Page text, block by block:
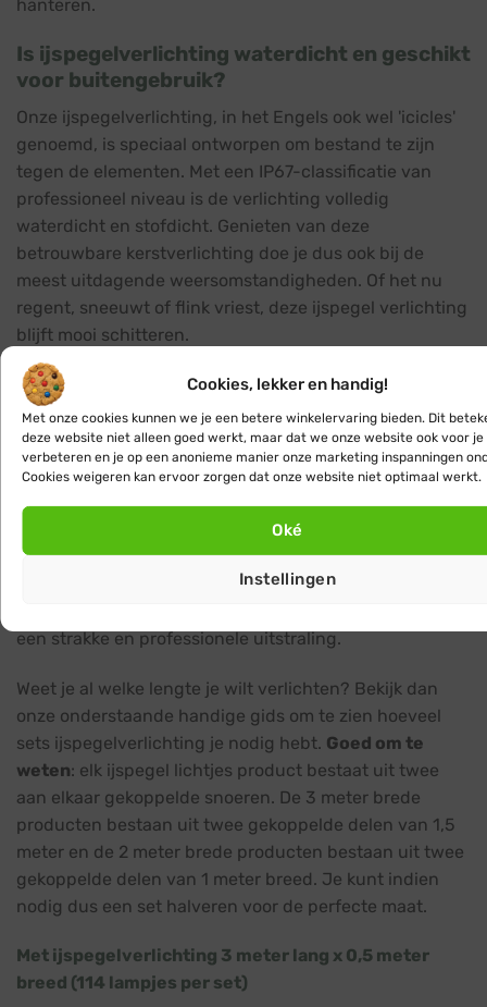
Cookies, lekker en handig!
Met onze cookies kunnen we je een betere winkelervaring bieden. Dit
deze website niet alleen goed werkt, maar dat we onze website ook voor je
verbeteren en je op een anonieme manier onze marketing inspanningen
Cookies weigeren kan ervoor zorgen dat onze website niet optimaal werkt.
Oké
Instellingen
hanteren.
Is ijspegelverlichting waterdicht en geschikt
voor buitengebruik?
Onze ijspegelverlichting, in het Engels ook wel 'icicles'
genoemd, is speciaal ontworpen om bestand te zijn
tegen de elementen. Met een IP67-classificatie van
professioneel niveau is de verlichting volledig
waterdicht en stofdicht. Genieten van deze
betrouwbare kerstverlichting doe je dus ook bij de
meest uitdagende weersomstandigheden. Of het nu
regent, sneeuwt of flink vriest, deze ijspegel verlichting
blijft mooi schitteren.
Hoe hang ik ijspegelverlichting op voor het
beste resultaat?
Het installeren van ijspegelverlichting is helemaal niet
moeilijk. Gebruikkerstverlichting goothakenof tie-
wraps, om de verlichting netjes en stevig te bevestigen
aan een dakrand of dakgoot, de reling van je balkon,
overkapping, schutting, hekwerk of andere objecten.
Zorg ervoor dat je de lichtsnoeren mooi recht bevestigt
een strakke en professionele uitstraling.
Weet je al welke lengte je wilt verlichten? Bekijk dan
onze onderstaande handige gids om te zien hoeveel
sets ijspegelverlichting je nodig hebt. Goed om te
weten: elk ijspegel lichtjes product bestaat uit twee
aan elkaar gekoppelde snoeren. De 3 meter brede
producten bestaan uit twee gekoppelde delen van 1,5
meter en de 2 meter brede producten bestaan uit twee
gekoppelde delen van 1 meter breed. Je kunt indien
nodig dus een set halveren voor de perfecte maat.
Met ijspegelverlichting 3 meter lang x 0,5 meter
breed (114 lampjes per set)